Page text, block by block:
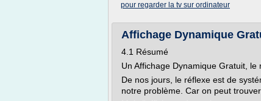
pour regarder la tv sur ordinateur
Affichage Dynamique
4.1 Résumé
Un Affichage Dynamique Gratuit, le
De nos jours, le réflexe est de
notre problème. Car on peut